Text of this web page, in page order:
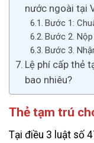
nước ngoài tại
Bước 1:
Bước 2.
Bước 3.
Lệ phí cấp thẻ
bao nhiêu?
Thẻ tạm trú
Tại điều 3 luật số